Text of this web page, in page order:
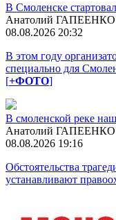
В Смоленске
Анатолий ГАПЕЕНКО
08.08.2026 20:32
В этом году
специально для
[+ФОТО]
В смоленской реке
Анатолий ГАПЕЕНКО
08.08.2026 19:16
Обстоятельства
устанавливают